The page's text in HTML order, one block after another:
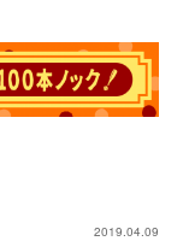
2019.04.09